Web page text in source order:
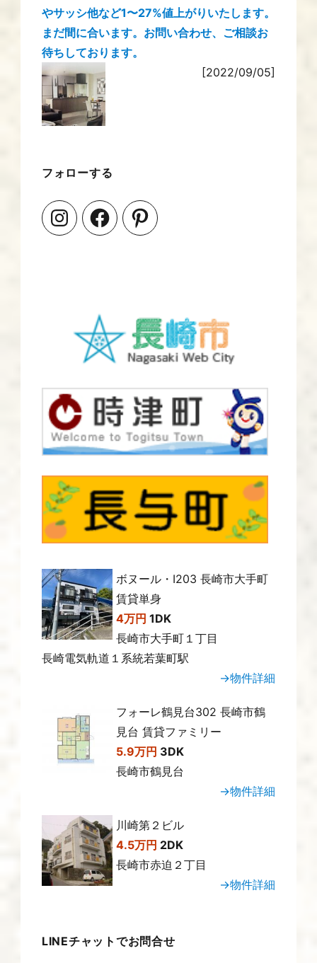
やサッシ他など1〜27%値上がりいたします。
まだ間に合います。お問い合わせ、ご相談お
待ちしております。
[2022/09/05]
フォローする
ボヌール・Ⅰ203 長崎市大手町
賃貸単身
4万円 1DK
長崎市大手町１丁目
長崎電気軌道１系統若葉町駅
→物件詳細
フォーレ鶴見台302 長崎市鶴
見台 賃貸ファミリー
5.9万円 3DK
長崎市鶴見台
→物件詳細
川崎第２ビル
4.5万円 2DK
長崎市赤迫２丁目
→物件詳細
LINEチャットでお問合せ